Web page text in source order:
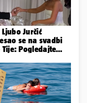
Ljubo Jurčić
se na svadbi
Tije: Pogledajte